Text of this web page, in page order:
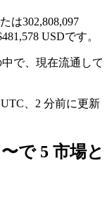
は302,808,097
USDです。
中で、現在流通して
、2 分前に更新
で 5 市場と